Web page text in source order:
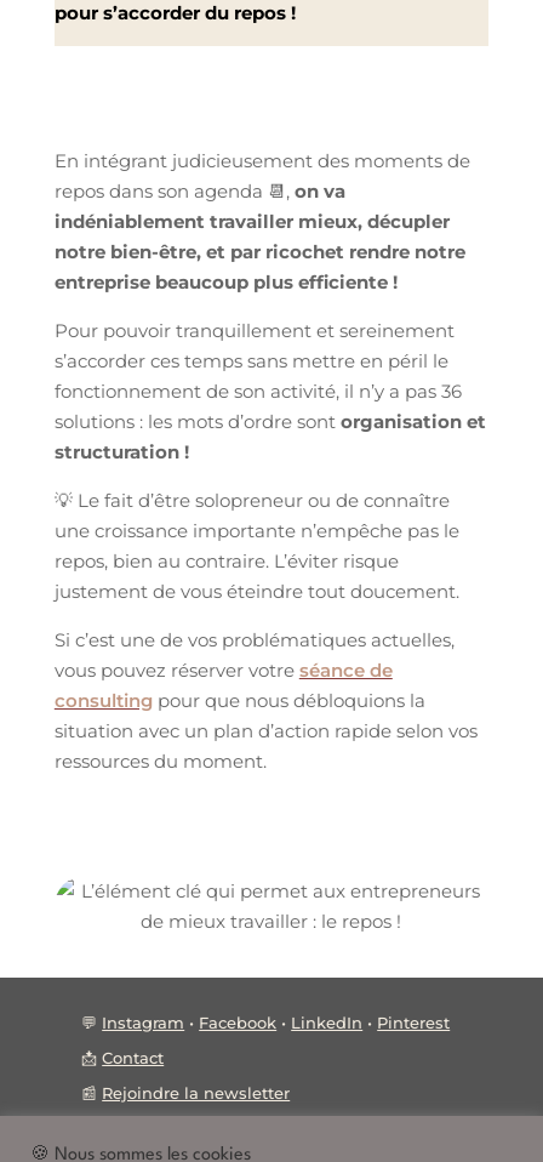
pour s’accorder du repos !
En intégrant judicieusement des moments de
repos dans son agenda 📆, on va
indéniablement travailler mieux, décupler
notre bien-être, et par ricochet rendre notre
entreprise beaucoup plus efficiente !
Pour pouvoir tranquillement et sereinement
s’accorder ces temps sans mettre en péril le
fonctionnement de son activité, il n’y a pas 36
solutions : les mots d’ordre sont organisation et
structuration !
💡 Le fait d’être solopreneur ou de connaître
une croissance importante n’empêche pas le
repos, bien au contraire. L’éviter risque
justement de vous éteindre tout doucement.
Si c’est une de vos problématiques actuelles,
vous pouvez réserver votre séance de
consulting pour que nous débloquions la
situation avec un plan d’action rapide selon vos
ressources du moment.
💬 Instagram • Facebook • LinkedIn • Pinterest
📩Contact
📰 Rejoindre la newsletter
🍪 Nous sommes les cookies